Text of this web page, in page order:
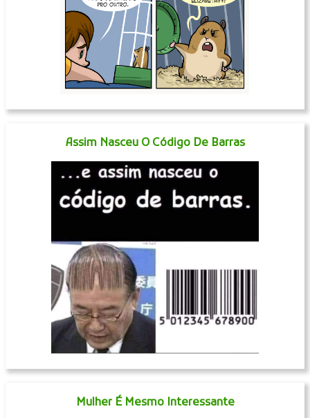
Assim Nasceu O Código De Barras
Mulher É Mesmo Interessante